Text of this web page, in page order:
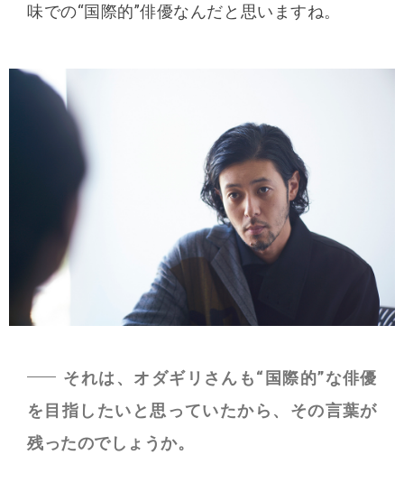
味での“国際的”俳優なんだと思いますね。
それは、オダギリさんも“国際的”な俳優
を目指したいと思っていたから、その言葉が
残ったのでしょうか。